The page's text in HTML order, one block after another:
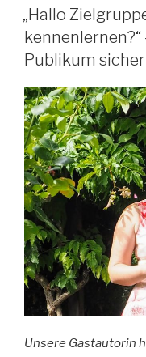
AM
„Hallo
Publikum
Unsere Gastautorin